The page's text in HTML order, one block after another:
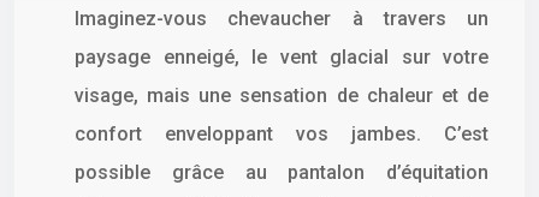
Imaginez-vous chevaucher à travers un
paysage enneigé, le vent glacial sur votre
visage, mais une sensation de chaleur et de
confort enveloppant vos jambes. C’est
possible grâce au pantalon d’équitation